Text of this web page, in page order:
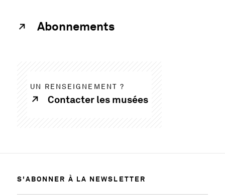
Abonnements
UN RENSEIGNEMENT ?
Contacter les musées
S'ABONNER À LA NEWSLETTER